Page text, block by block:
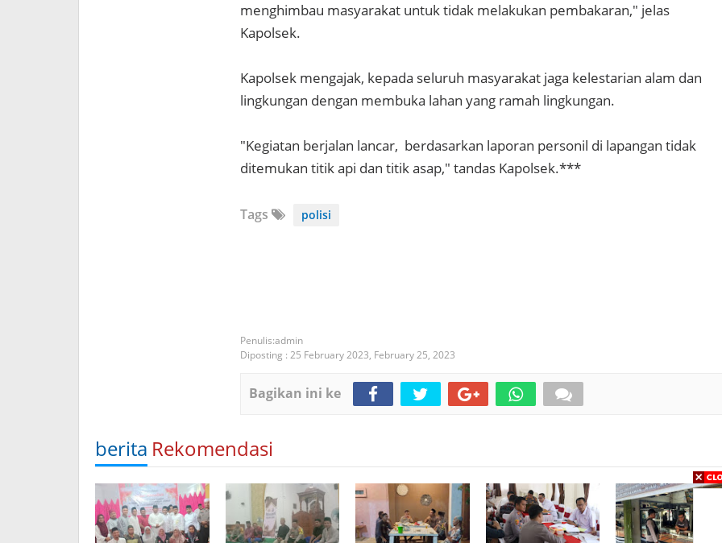
menghimbau masyarakat untuk tidak melakukan pembakaran," jelas
Kapolsek.
Kapolsek mengajak, kepada seluruh masyarakat jaga kelestarian alam dan
lingkungan dengan membuka lahan yang ramah lingkungan.
"Kegiatan berjalan lancar, berdasarkan laporan personil di lapangan tidak
ditemukan titik api dan titik asap," tandas Kapolsek.***
Tags polisi
admin
Diposting : 25 February 2023, February 25, 2023
Bagikan ini ke
berita Rekomendasi